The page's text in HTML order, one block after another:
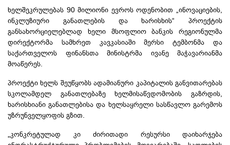
ხელშეკრულებას 90 მილიონი ევროს ოდენობით „ინოვაციების,
ინკლუზიური განათლების და ხარისხის“ პროექტის
განსახორციელებლად ხელი მსოფლიო ბანკის რეგიონულმა
დირექტორმა სამხრეთ კავკასიაში მერსი ტემბონმა და
საქართველოს ფინანსთა მინისტრმა ივანე მაჭავარიანმა
მოაწერეს.
პროექტი ხელს შეუწყობს ადამიანური კაპიტალის განვითარებას
სკოლამდელ განათლებაზე ხელმისაწვდომობის გაზრდის,
ხარისხიანი განათლებისა და ხელსაყრელი სასწავლო გარემოს
უზრუნველყოფის გზით.
„კონკრეტულად კი ძირითადი რესურსი დაიხარჯება